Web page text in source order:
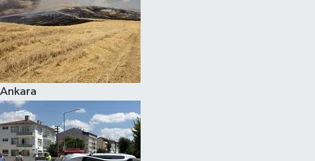
Ankara
Sağlık
Siyaset
Teknoloji
Televizyon